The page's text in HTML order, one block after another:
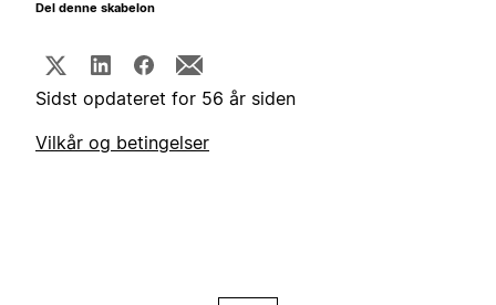
Del denne skabelon
Sidst opdateret for 56 år siden
Vilkår og betingelser